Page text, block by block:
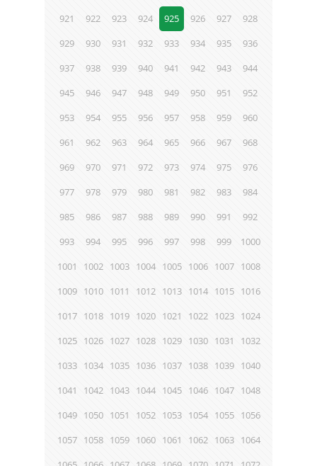
921 922 923 924 925 926 927
928
929
930 931 932 933 934 935
936
937
938 939 940 941 942 943
944
945
946 947 948 949 950 951
952
953
954 955 956 957 958 959
960
961
962 963 964 965 966 967
968
969
970 971 972 973 974 975
976
977
978 979 980 981 982 983
984
985
986 987 988 989 990 991
992
993
994 995 996 997 998 999
1000
1001
1002 1003 1004 1005 1006 1007 1008
1009 1010 1011 1012 1013 1014 1015 1016
1017 1018 1019 1020 1021 1022 1023 1024
1025 1026 1027 1028 1029 1030 1031
1032
1033 1034 1035 1036 1037 1038 1039 1040
1041
1042 1043 1044 1045 1046 1047 1048
1049 1050 1051 1052 1053 1054 1055 1056
1057 1058 1059 1060 1061 1062 1063 1064